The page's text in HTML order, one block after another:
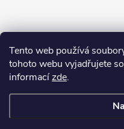
Tento web používá
tohoto webu vyjadřujete
informacízde.